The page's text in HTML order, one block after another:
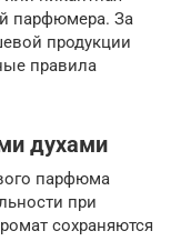
парфюмера. За
продукции
правила
духами
парфюма
при
сохраняются